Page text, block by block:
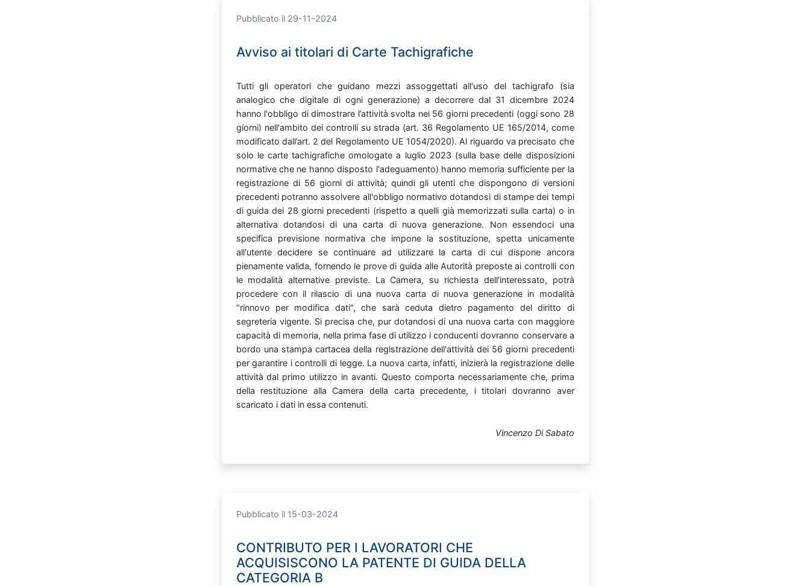
Pubblicato il 29-11-2024
Avviso ai titolari di Carte Tachigrafiche
Tuttigli operatori cheguidano mezzi assoggettatiall'usodel tachigrafo (sia
analogicochedigitalediognigenerazione)a decorrere dal 31 dicembre 2024
hanno l'obbligo di dimostrare l’attività svolta nei 56 giorni precedenti (oggi sono 28
giorni) nell'ambito dei controlli su strada (art. 36 Regolamento UE 165/2014, come
modificato dall’art. 2del Regolamento UE 1054/2020). Al riguardova precisato che
solo le cartetachigraficheomologatea luglio 2023 (sulla basedelle disposizioni
normative che ne hannodisposto l'adeguamento) hanno memoria sufficiente per la
registrazione di 56 giorni di attività; quindi gli utenti che dispongono di versioni
precedenti potrannoassolvere all'obbligo normativodotandosi di stampedei tempi
di guidadei 28 giorni precedenti (rispettoaquelli già memorizzati sulla carta)o in
alternativa dotandosidi unacarta di nuovagenerazione. Nonessendoci una
specifica previsione normativa che impone la sostituzione, spetta unicamente
all'utentedecidere secontinuaread utilizzare la carta dicui dispone ancora
pienamentevalida, fornendo le provediguida alle Autorità preposteaicontrolli con
le modalitàalternative previste. LaCamera, su richiesta dell'interessato, potrà
procedere con il rilascio di una nuovacarta di nuova generazione in modalità
"rinnovo per modifica dati",che saràceduta dietro pagamento deldiritto di
segreteria vigente. Si precisa che, purdotandosidi una nuovacarta con maggiore
capacità di memoria, nella prima fasedi utilizzo iconducentidovranno conservare a
bordo una stampacartaceadella registrazione dell'attività dei 56giorni precedenti
pergarantire icontrolli di legge. La nuova carta, infatti, inizierà la registrazione delle
attivitàdal primo utilizzo inavanti. Questo comporta necessariamente che, prima
della restituzione allaCamera della carta precedente, ititolari dovranno aver
scaricato i dati in essa contenuti.
Vincenzo Di Sabato
Pubblicato il 15-03-2024
CONTRIBUTO PER I LAVORATORI CHE
ACQUISISCONO LA PATENTE DI GUIDA DELLA
CATEGORIA B